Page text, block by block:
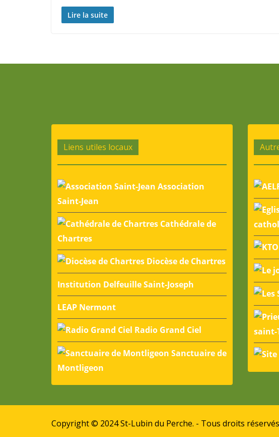
Lire la suite
Liens utiles locaux
Association
Saint-Jean
Cathédrale de
Chartres
Diocèse de Chartres
Institution Delfeuille Saint-Joseph
LEAP Nermont
Radio Grand Ciel
Sanctuaire de
Montligeon
saint-
Copyright © 2024 St-Lubin du Perche. - Tous droits